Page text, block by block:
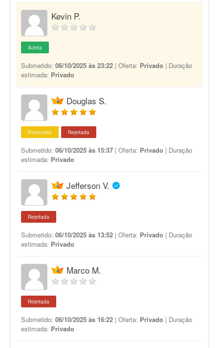
Kevin P.
Aceita
Submetido: 06/10/2025 às 23:22 | Oferta: Privado | Duração
estimada: Privado
Douglas S.
Promovida Rejeitada
Submetido: 06/10/2025 às 15:37 | Oferta: Privado | Duração
estimada: Privado
Jefferson V.
Rejeitada
Submetido: 06/10/2025 às 13:52 | Oferta: Privado | Duração
estimada: Privado
Marco M.
Rejeitada
Submetido: 06/10/2025 às 16:22 | Oferta: Privado | Duração
estimada: Privado